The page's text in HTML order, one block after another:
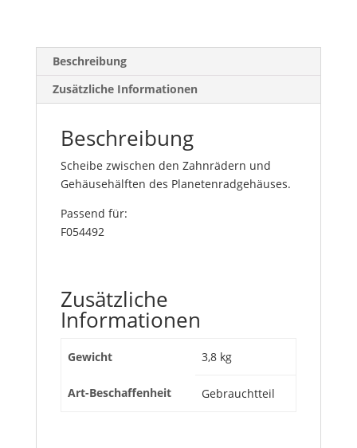
Beschreibung
Zusätzliche Informationen
Beschreibung
Scheibe zwischen den Zahnrädern und
Gehäusehälften des Planetenradgehäuses.
Passend für:
F054492
Zusätzliche
Informationen
Gewicht 3,8 kg
Art-Beschaffenheit Gebrauchtteil